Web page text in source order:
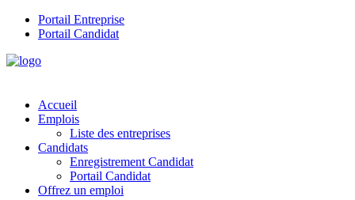
Portail Entreprise
Portail Candidat
Accueil
Emplois
Liste des entreprises
Candidats
Enregistrement Candidat
Portail Candidat
Offrez un emploi